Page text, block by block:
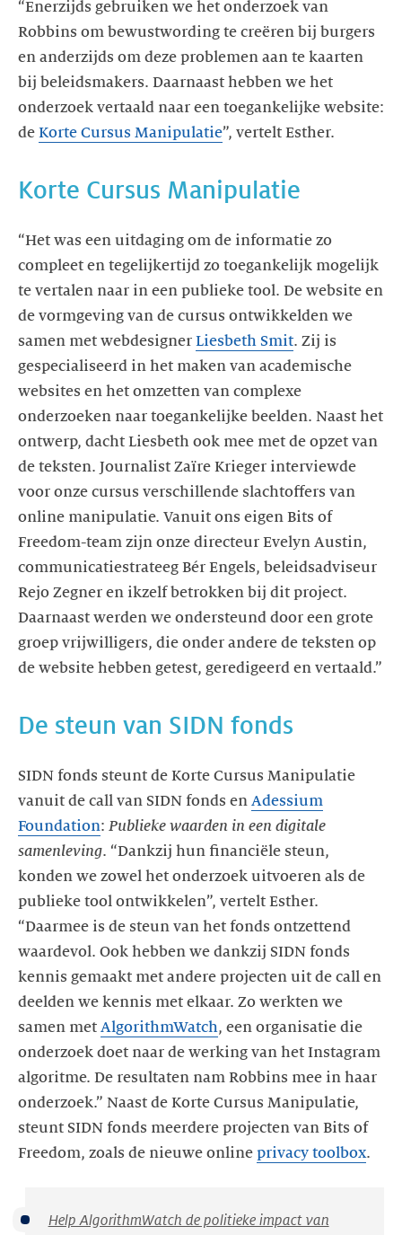
“Enerzijds gebruiken we het onderzoek van
Robbins om bewustwording te creëren bij burgers
en anderzijds om deze problemen aan te kaarten
bij beleidsmakers. Daarnaast hebben we het
onderzoek vertaald naar een toegankelijke website:
de Korte Cursus Manipulatie
“Het was een uitdaging om de informatie zo
compleet en tegelijkertijd zo toegankelijk mogelijk
te vertalen naar in een publieke tool. De website en
de vormgeving van de cursus ontwikkelden we
samen met webdesigner Liesbeth Smit. Zij is
gespecialiseerd in het maken van academische
websites en het omzetten van complexe
onderzoeken naar toegankelijke beelden. Naast het
ontwerp, dacht Liesbeth ook mee met de opzet van
de teksten. Journalist Zaïre Krieger interviewde
voor onze cursus verschillende slachtoffers van
online manipulatie. Vanuit ons eigen Bits of
Freedom-team zijn onze directeur Evelyn Austin,
communicatiestrateeg Bér Engels, beleidsadviseur
Rejo Zegner en ikzelf betrokken bij dit project.
Daarnaast werden we ondersteund door een grote
groep vrijwilligers, die onder andere de teksten op
De steun van SIDN fonds
SIDN fonds steunt de Korte Cursus Manipulatie
vanuit de call van SIDN fonds en Adessium
Foundation: Publieke waarden in een digitale
samenleving. “Dankzij hun financiële steun,
konden we zowel het onderzoek uitvoeren als de
publieke tool ontwikkelen”, vertelt Esther.
“Daarmee is de steun van het fonds ontzettend
waardevol. Ook hebben we dankzij SIDN fonds
kennis gemaakt met andere projecten uit de call en
deelden we kennis met elkaar. Zo werkten we
samen met AlgorithmWatch, een organisatie die
onderzoek doet naar de werking van het Instagram
algoritme. De resultaten nam Robbins mee in haar
onderzoek.” Naast de Korte Cursus Manipulatie,
steunt SIDN fonds meerdere projecten van Bits of
Freedom, zoals de nieuwe online privacy toolbox.
Help AlgorithmWatch de politieke impact van